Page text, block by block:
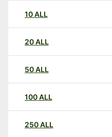
10ALL
20ALL
50ALL
100ALL
250ALL